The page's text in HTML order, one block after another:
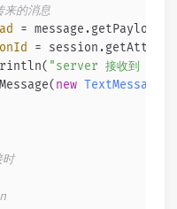
的消息
=
=
"server 接收到 "
new TextMessage